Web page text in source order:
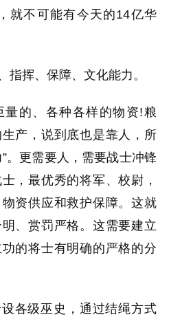
就不可能有今天的14亿华
指挥、保障、文化能力。
量的、各种各样的物资!粮
产，说到底也是靠人，所
。更需要人，需要战士冲锋
，最优秀的将军、校尉，
资供应和救护保障。这就
、赏罚严格。这需要建立
的将士有明确的严格的分
各级巫史，通过结绳方式